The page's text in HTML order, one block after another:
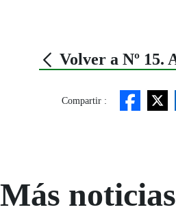
Volver a Nº 15.
Compartir :
Más